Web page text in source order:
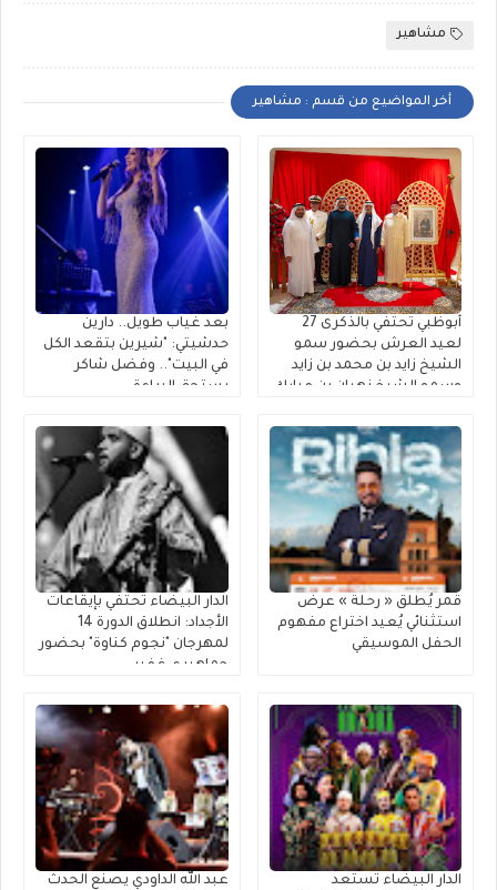
مشاهير
أخر المواضيع من قسم : مشاهير
أبوظبي تحتفي بالذكرى 27
لعيد العرش بحضور سمو
الشيخ زايد بن محمد بن زايد
وسمو الشيخ نهيان بن مبارك
بعد غياب طويل.. دارين
حدشيتي: "شيرين بتقعد الكل
في البيت".. وفضل شاكر
يستحق البراءة
قمر يُطلق « رحلة » عرضٌ
استثنائي يُعيد اختراع مفهوم
الحفل الموسيقي
الدار البيضاء تحتفي بإيقاعات
الأجداد: انطلاق الدورة 14
لمهرجان "نجوم كناوة" بحضور
جماهيري غفير
الدار البيضاء تستعد
عبد الله الداودي يصنع الحدث